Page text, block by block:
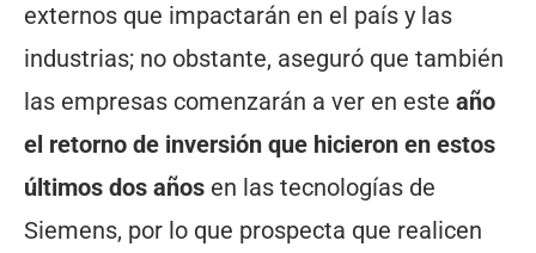
externos que impactarán en el país y las
industrias; no obstante, aseguró que también
las empresas comenzarán a ver en este año
el retorno de inversión que hicieron en estos
últimos dos años en las tecnologías de
Siemens, por lo que prospecta que realicen